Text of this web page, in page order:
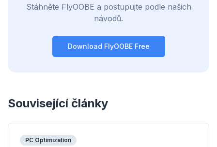
Stáhněte FlyOOBE a postupujte podle našich
návodů.
Download FlyOOBE Free
Související články
PC Optimization